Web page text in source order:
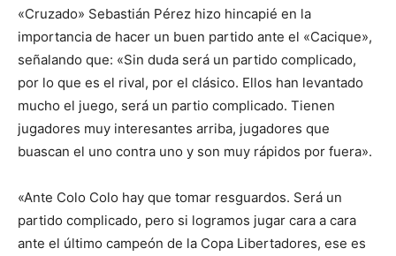
«Cruzado» Sebastián Pérez hizo hincapié en la
importancia de hacer un buen partido ante el «Cacique»,
señalando que: «Sin duda será un partido complicado,
por lo que es el rival, por el clásico. Ellos han levantado
mucho el juego, será un partio complicado. Tienen
jugadores muy interesantes arriba, jugadores que
buascan el uno contra uno y son muy rápidos por fuera».
«Ante Colo Colo hay que tomar resguardos. Será un
partido complicado, pero si logramos jugar cara a cara
ante el último campeón de la Copa Libertadores, ese es